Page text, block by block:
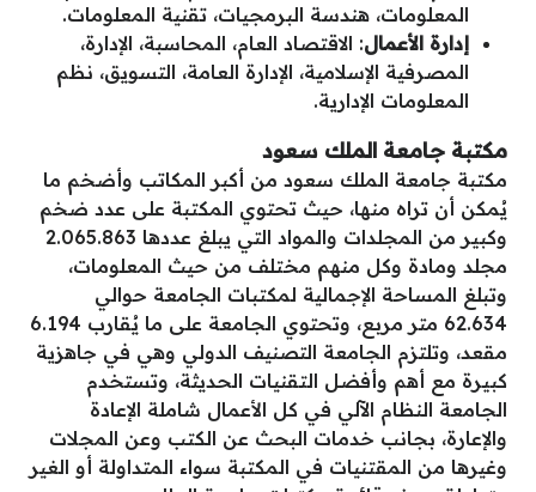
المعلومات، هندسة البرمجيات، تقنية المعلومات.
إدارة الأعمال: الاقتصاد العام، المحاسبة، الإدارة،
المصرفية الإسلامية، الإدارة العامة، التسويق، نظم
المعلومات الإدارية.
مكتبة جامعة الملك سعود
مكتبة جامعة الملك سعود من أكبر المكاتب وأضخم ما
يُمكن أن تراه منها، حيث تحتوي المكتبة على عدد ضخم
وكبير من المجلدات والمواد التي يبلغ عددها 2.065.863
مجلد ومادة وكل منهم مختلف من حيث المعلومات،
وتبلغ المساحة الإجمالية لمكتبات الجامعة حوالي
62.634 متر مربع، وتحتوي الجامعة على ما يُقارب 6.194
مقعد، وتلتزم الجامعة التصنيف الدولي وهي في جاهزية
كبيرة مع أهم وأفضل التقنيات الحديثة، وتستخدم
الجامعة النظام الآلي في كل الأعمال شاملة الإعادة
والإعارة، بجانب خدمات البحث عن الكتب وعن المجلات
وغيرها من المقتنيات في المكتبة سواء المتداولة أو الغير